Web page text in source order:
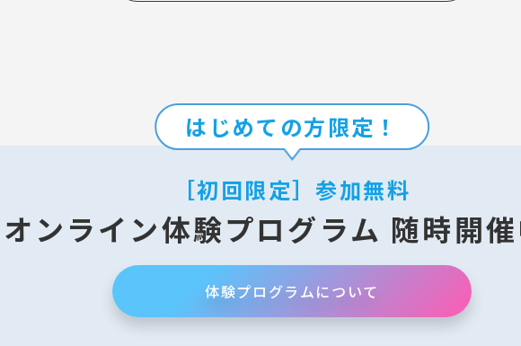
はじめての方限定！
［初回限定］参加無料
オンライン体験プログラム 随時開催
体験プログラムについて